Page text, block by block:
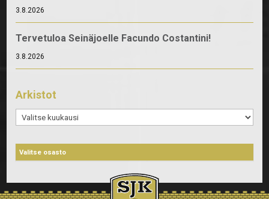
3.8.2026
Tervetuloa Seinäjoelle Facundo Costantini!
3.8.2026
Arkistot
Arkistot